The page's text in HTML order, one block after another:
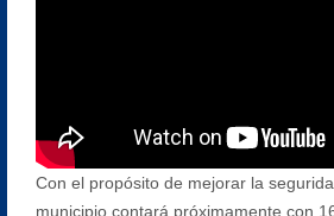
Con el propósito de mejorar la
municipio contará próximamente con